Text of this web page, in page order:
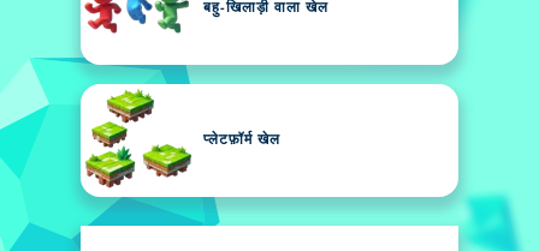
बहु-खिलाड़ी वाला खेल
प्लेटफ़ॉर्म खेल